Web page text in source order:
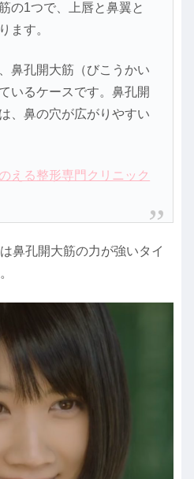
の1つで、上唇と鼻翼と
ます。
鼻孔開大筋（びこうかい
いるケースです。鼻孔開
、鼻の穴が広がりやすい
える整形専門クリニック
鼻孔開大筋の力が強いタイ